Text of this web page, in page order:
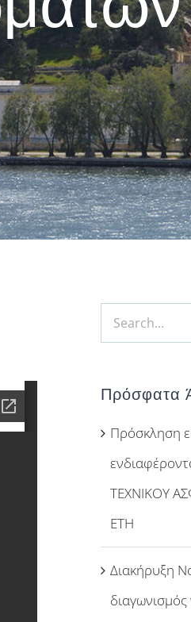
Search
for:
Πρόσφατα
Πρόσκληση
ΤΕΧΝΙΚΟΥ
ΕΤΗ
Διακήρυξη